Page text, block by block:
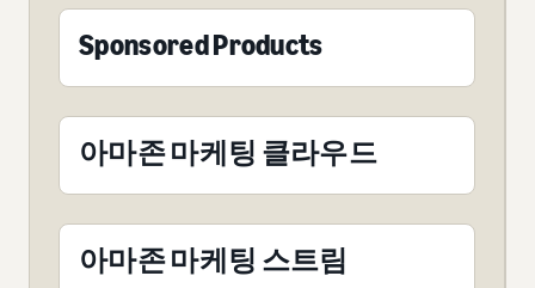
Sponsored Products
아마존 마케팅 클라우드
아마존 마케팅 스트림